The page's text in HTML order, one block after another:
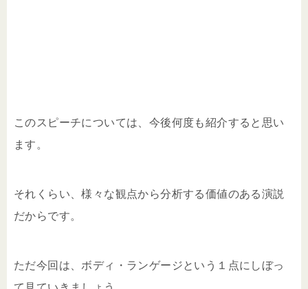
このスピーチについては、今後何度も紹介すると思い
ます。
それくらい、様々な観点から分析する価値のある演説
だからです。
ただ今回は、ボディ・ランゲージという１点にしぼっ